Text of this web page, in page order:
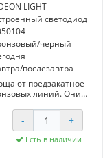
LIGHT
светодиод
черный
послезавтра
предзакатное
линий. Они
Green/Rain Forest,
от
- +
Есть в наличии